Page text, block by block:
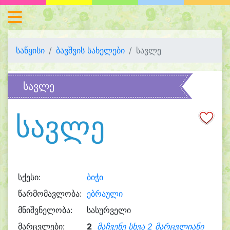
საწყისი ბავშვის სახელები სავლე
სავლე
სავლე
სქესი:
ბიჭი
წარმომავლობა: ებრაული
მნიშვნელობა:
სასურველი
მარცვლები:
2 მაჩვენე სხვა 2 მარცვლიანი